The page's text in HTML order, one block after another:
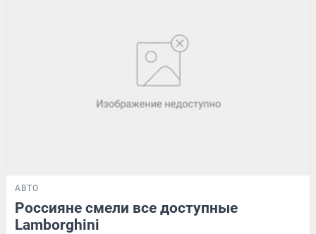
АВТО
Россияне смели все доступные
Lamborghini